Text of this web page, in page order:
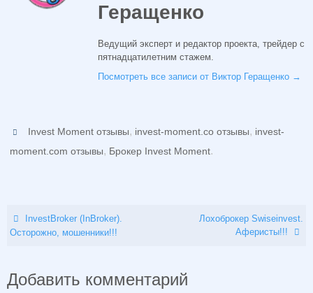
Геращенко
Ведущий эксперт и редактор проекта, трейдер с
пятнадцатилетним стажем.
Посмотреть все записи от Виктор Геращенко →
Invest Moment отзывы, invest-moment.co отзывы, invest-
moment.com отзывы, Брокер Invest Moment.
InvestBroker (InBroker).
Осторожно, мошенники!!!
Лохоброкер Swiseinvest.
Аферисты!!!
Добавить комментарий